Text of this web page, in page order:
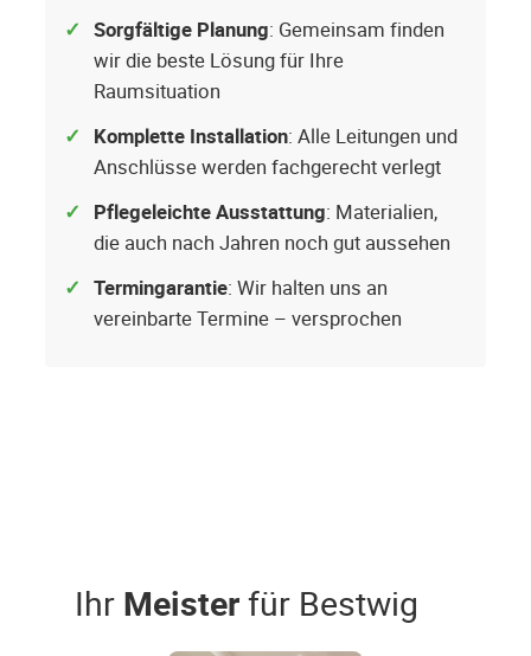
Sorgfältige Planung: Gemeinsam finden
wir die beste Lösung für Ihre
Raumsituation
Komplette Installation: Alle Leitungen und
Anschlüsse werden fachgerecht verlegt
Pflegeleichte Ausstattung: Materialien,
die auch nach Jahren noch gut aussehen
Termingarantie: Wir halten uns an
vereinbarte Termine – versprochen
Ihr Meisterfür Bestwig